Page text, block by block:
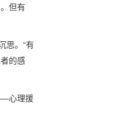
但有
思。“有
的感
心理援